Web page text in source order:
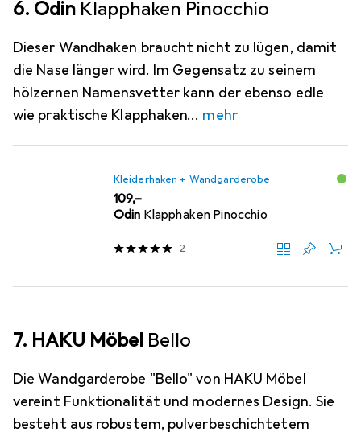
6. Odin Klapphaken Pinocchio
Dieser Wandhaken braucht nicht zu lügen, damit
die Nase länger wird. Im Gegensatz zu seinem
hölzernen Namensvetter kann der ebenso edle
wie praktische Klapphaken
mehr
Kleiderhaken + Wandgarderobe
EUR
109,–
Odin Klapphaken Pinocchio
2
7. HAKU Möbel Bello
Die Wandgarderobe "Bello" von HAKU Möbel
vereint Funktionalität und modernes Design. Sie
besteht aus robustem, pulverbeschichtetem